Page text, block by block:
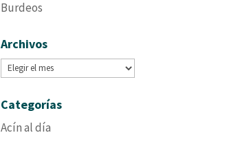
Burdeos
Archivos
Archivos
Categorías
Acín al día